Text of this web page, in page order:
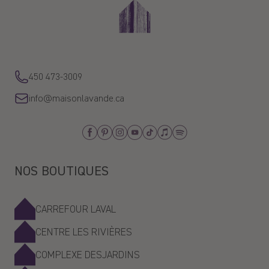
450 473-3009
info@maisonlavande.ca
Facebook
PinterestInstagram
Youtube
TiktokApple_Music
Spotify
NOS BOUTIQUES
CARREFOUR LAVAL
CENTRE LES RIVIÈRES
COMPLEXE DESJARDINS